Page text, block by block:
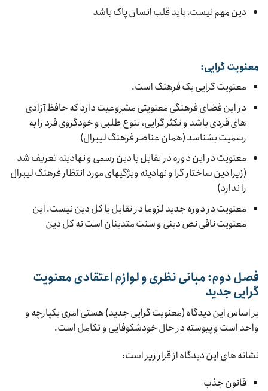
دین مهم نیست، باید قلب انسان پاک باشد
معنویت گرایی:
معنویت گرایی یک فرهنگ است.
در این فضای فرهنگی معنویتی مشروعیت دارد که حافظ آزادی
های فردی باشد و تکثر گرایی، تنوع طلبی و خودگروی فرد را به
رسمیت بشناسد (همان عناصر فرهنگ لیبرال)
معنویت در این دوره در تقابل با دین رسمی و نهادینه تعریف شد
(زیرا دین ساختار گرا و نهادینه ویژگیهای مورد انتظار فرهنگ لیبرال
را ندارد)
معنویت در دوره جدید لزوما در تقابل با کل دین نیست. این
معنویت نافی نص دینی و سنت متدینان است نه کل دین
فصل دوم: مبانی نظری و لوازم اعتقادی معنویت
گرایی جدید
بر اساس این دیدگاه (معنویت گرایی جدید) هستی امری یکپارچه و
واحد است و پیوسته در حال خودشکوفایی و تکامل است.
نشانه های این دیدگاه از قرار زیر است:
قانون جذب